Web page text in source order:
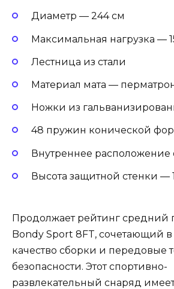
Диаметр — 244 см
Максимальная нагрузка —
Лестница из стали
Материал мата —
Ножки из
48 пружин конической
Внутреннее расположение
Высота защитной стенки —
Продолжает рейтинг средний
Bondy Sport 8FT, сочетающий в
качество сборки и передовые
безопасности. Этот спортивно-
развлекательный снаряд